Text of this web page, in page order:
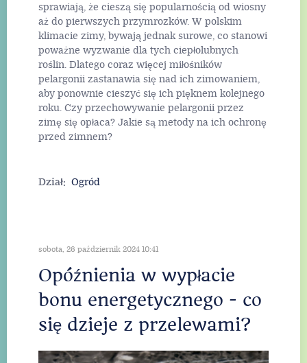
sprawiają, że cieszą się popularnością od wiosny
aż do pierwszych przymrozków. W polskim
klimacie zimy, bywają jednak surowe, co stanowi
poważne wyzwanie dla tych ciepłolubnych
roślin. Dlatego coraz więcej miłośników
pelargonii zastanawia się nad ich zimowaniem,
aby ponownie cieszyć się ich pięknem kolejnego
roku. Czy przechowywanie pelargonii przez
zimę się opłaca? Jakie są metody na ich ochronę
przed zimnem?
Dział: Ogród
sobota, 26 październik 2024 10:41
Opóźnienia w wypłacie
bonu energetycznego - co
się dzieje z przelewami?